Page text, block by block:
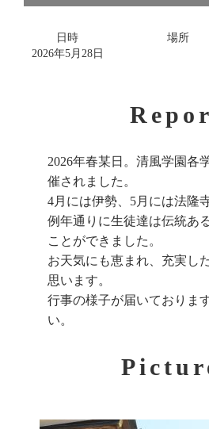
日時 場所
2026年5月28日
2026年春某日。清風学園各
催されました。
4月には伊勢、5月には法隆
例年通りに生徒達は伝統あ
ことができました。
お天気にも恵まれ、充実し
思います。
行事の様子が届いておりま
い。